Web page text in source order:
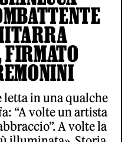
FIRMATO
letta in una qualche
“A volte un artista
A volte la